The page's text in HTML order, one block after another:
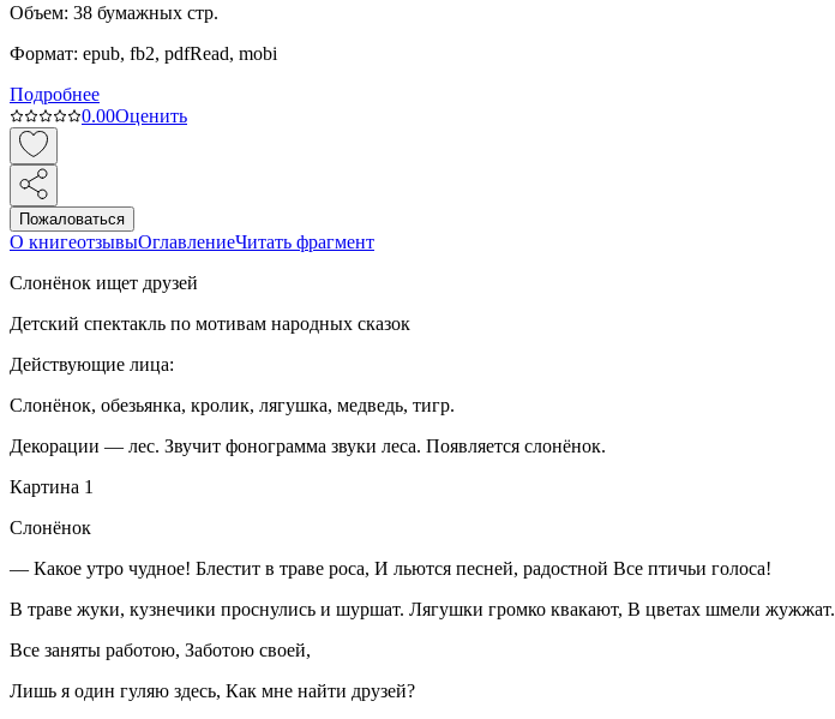
Объем: 38 бумажных стр.
Формат: epub, fb2, pdfRead, mobi
Подробнее
0.00Оценить
Пожаловаться
О книгеотзывыОглавлениеЧитать фрагмент
Слонёнок ищет друзей
Детский спектакль по мотивам народных сказок
Действующие лица:
Слонёнок, обезьянка, кролик, лягушка, медведь, тигр.
Декорации — лес. Звучит фонограмма звуки леса. Появляется слонёнок.
Картина 1
Слонёнок
— Какое утро чудное! Блестит в траве роса, И льются песней, радостной Все птичьи голоса!
В траве жуки, кузнечики проснулись и шуршат. Лягушки громко квакают, В цветах шмели жужжат.
Все заняты работою, Заботою своей,
Лишь я один гуляю здесь, Как мне найти друзей?